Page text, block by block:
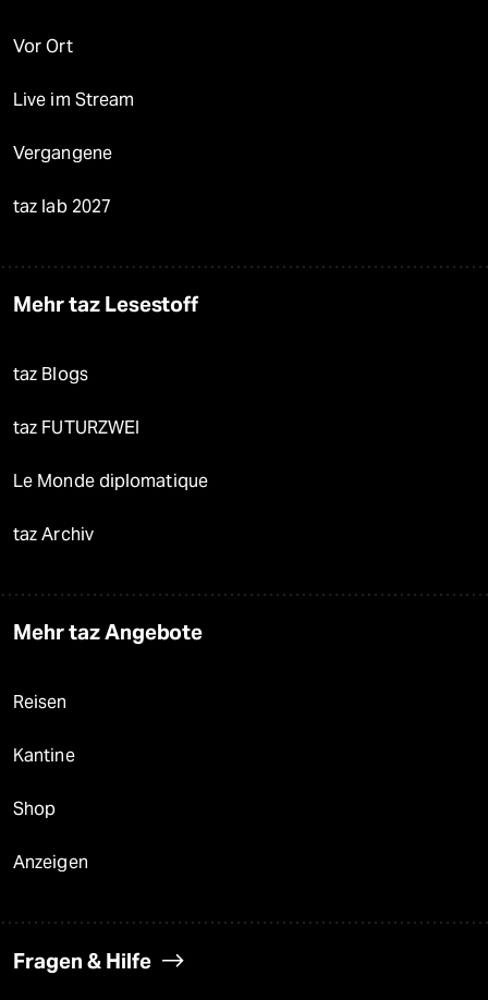
Vor Ort
Live im Stream
Vergangene
taz lab 2027
Mehr taz Lesestoff
taz Blogs
taz FUTURZWEI
Le Monde diplomatique
taz Archiv
Mehr taz Angebote
Reisen
Kantine
Shop
Anzeigen
Fragen & Hilfe